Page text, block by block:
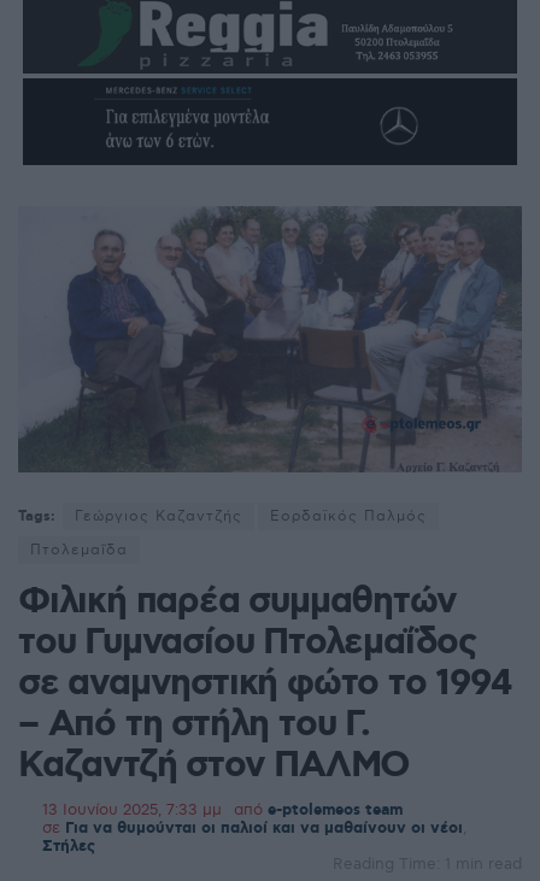
Tags: Γεώργιος Καζαντζής
Εορδαϊκός Παλμός
Πτολεμαΐδα
Φιλική παρέα συμμαθητών
του Γυμνασίου Πτολεμαΐδος
σε αναμνηστική φώτο το 1994
– Από τη στήλη του Γ.
Καζαντζή στον ΠΑΛΜΟ
13 Ιουνίου 2025, 7:33 μμ από e-ptolemeos team
σε Για να θυμούνται οι παλιοί και να μαθαίνουν οι νέοι
Στήλες
Reading Time: 1 min read